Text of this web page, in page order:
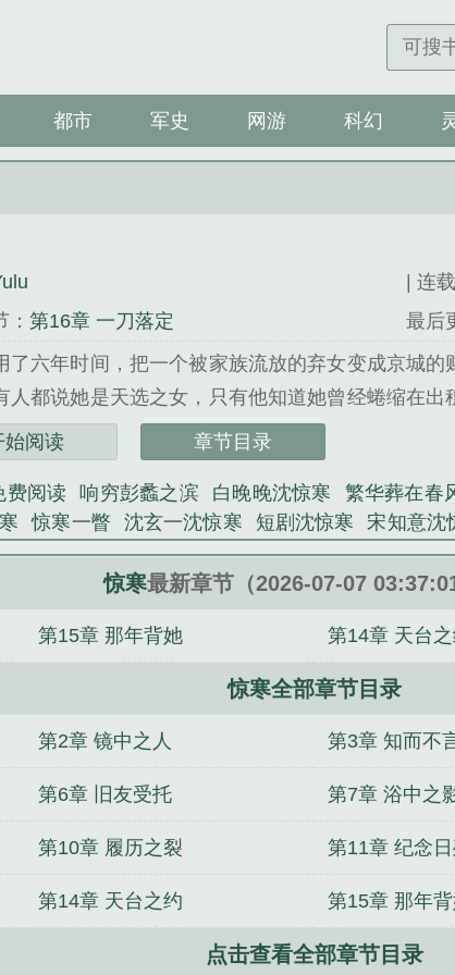
都市 军史 网游 科幻
| 连
：第16章 一刀落定
最后
了六年时间，把一个被家族流放的弃女变成京城
人都说她是天选之女，只有他知道她曾经蜷缩在
戒就是这一切的终点。直到那个晚上。他提前结束
万的婚床上，LaPerla睡裙褪到腰际，手指抽插
在公司里总是用挑衅目光看他的特别顾问，那个
强一百倍。她说要动用晏氏的一切资源帮程砚上位
始阅读 章节目录
费阅读 响穷彭蠡之滨 白晚晚沈惊寒 繁华葬在春
惊寒一瞥 沈玄一沈惊寒 短剧沈惊寒 宋知意沈
惊寒凝晚短剧 惊寒折春枝 孟昭玉裴惊寒 惊寒折
囚井遇知音萧惊寒 惊寒清宁 苏绾凝萧惊寒
惊寒最新章节（2026-07-07
第15章 那年背她 第14章 天台
惊寒全部章节目录
第2章 镜中之人 第3章 知而不
第6章 旧友受托 第7章 浴中之
第10章 履历之裂 第11章 纪念
第14章 天台之约 第15章 那年
点击查看全部章节目录